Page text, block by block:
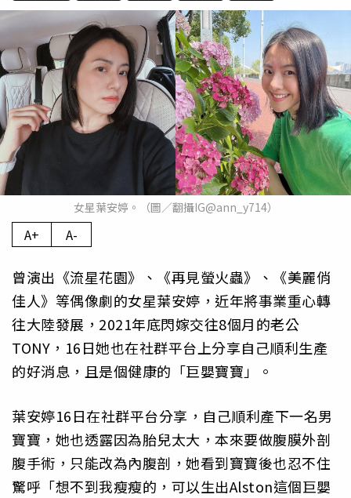
女星葉安婷。（圖／翻攝IG@ann_y714）
A+ A-
曾演出《流星花園》、《再見螢火蟲》、《美麗俏
佳人》等偶像劇的女星葉安婷，近年將事業重心轉
往大陸發展，2021年底閃嫁交往8個月的老公
TONY，16日她也在社群平台上分享自己順利生產
的好消息，且是個健康的「巨嬰寶寶」。
葉安婷16日在社群平台分享，自己順利產下一名男
寶寶，她也透露因為胎兒太大，本來要做腹膜外剖
腹手術，只能改為內腹剖，她看到寶寶後也忍不住
驚呼「想不到我瘦瘦的，可以生出Alston這個巨嬰